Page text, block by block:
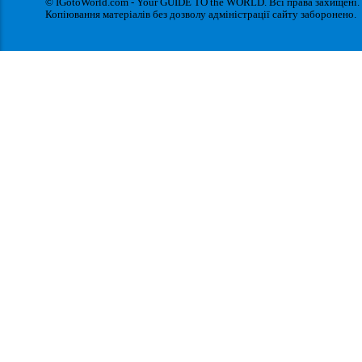
Копіювання матеріалів без дозволу адміністрації сайту заборонено.